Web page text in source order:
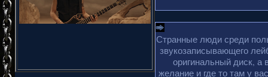
Странные люди среди
звукозаписывающего
оригинальный диск, а
желание и где то там у